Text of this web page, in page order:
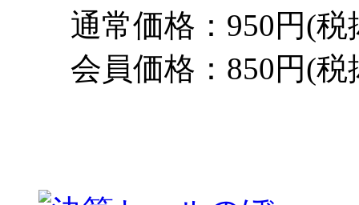
通常価格：950円(税
会員価格：850円(税